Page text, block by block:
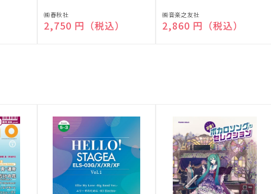
販
売
㈱春秋社
通常価格
2,750 円（税込）
販
売
㈱音楽之友社
通常価格
2,860 円（税込）